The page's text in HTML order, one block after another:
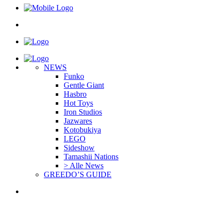
NEWS
Funko
Gentle Giant
Hasbro
Hot Toys
Iron Studios
Jazwares
Kotobukiya
LEGO
Sideshow
Tamashii Nations
> Alle News
GREEDO’S GUIDE